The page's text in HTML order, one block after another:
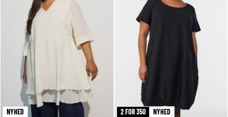
NYHED 2 FOR 350 NYHED